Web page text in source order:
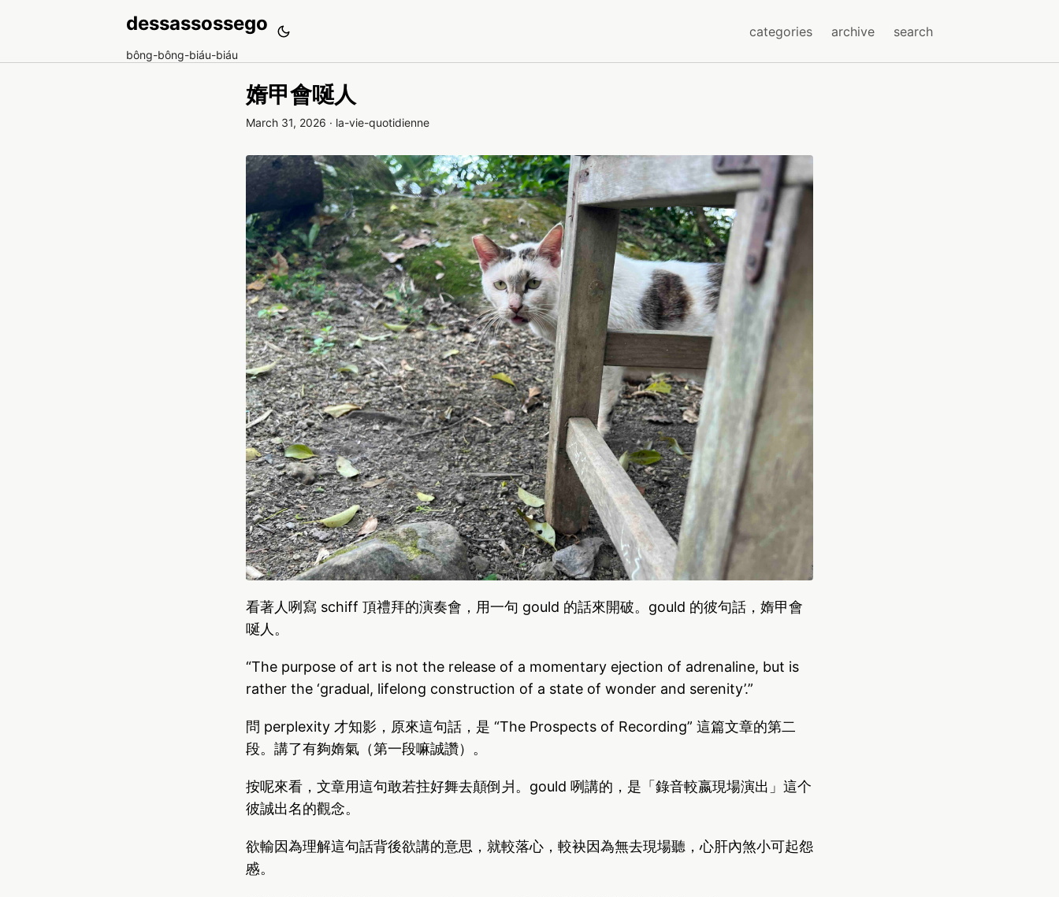
dessassossego
bông-bông-biáu-biáu
categories archive search
媠甲會唌人
March 31, 2026 · la-vie-quotidienne
看著人咧寫 schiff 頂禮拜的演奏會，用一句 gould 的話來開破。gould 的彼句話，媠甲會
唌人。
“The purpose of art is not the release of a momentary ejection of adrenaline, but is
rather the ‘gradual, lifelong construction of a state of wonder and serenity’.”
問 perplexity 才知影，原來這句話，是 “The Prospects of Recording” 這篇文章的第二
段。講了有夠媠氣（第一段嘛誠讚）。
按呢來看，文章用這句敢若拄好舞去顛倒爿。gould 咧講的，是「錄音較嬴現場演出」這个
彼誠出名的觀念。
欲輸因為理解這句話背後欲講的意思，就較落心，較袂因為無去現場聽，心肝內煞小可起怨
慼。